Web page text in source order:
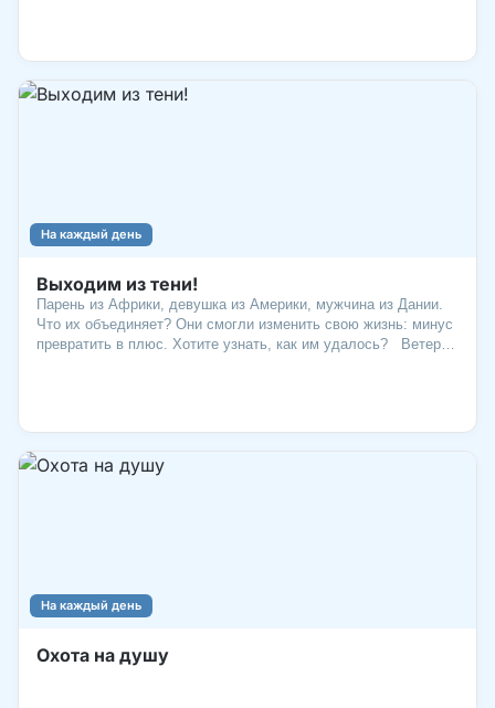
На каждый день
Выходим из тени!
Парень из Африки, девушка из Америки, мужчина из Дании.
Что их объединяет? Они смогли изменить свою жизнь: минус
превратить в плюс. Хотите узнать, как им удалось? Ветер
На каждый день
Охота на душу